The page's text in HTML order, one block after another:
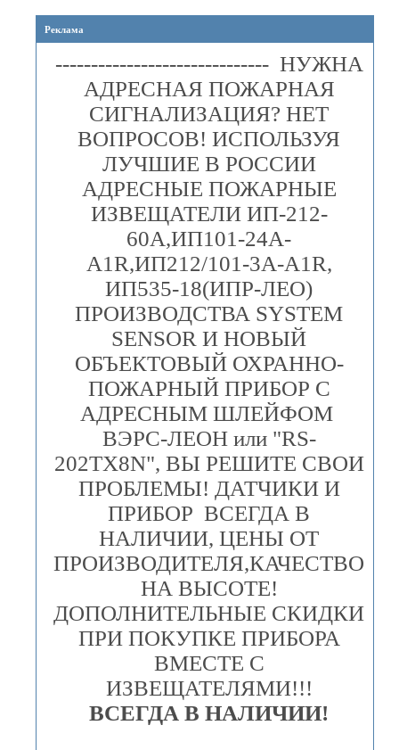
Реклама
------------------------------ НУЖНА
АДРЕСНАЯ ПОЖАРНАЯ
СИГНАЛИЗАЦИЯ? НЕТ
ВОПРОСОВ! ИСПОЛЬЗУЯ
ЛУЧШИЕ В РОССИИ
АДРЕСНЫЕ ПОЖАРНЫЕ
ИЗВЕЩАТЕЛИ ИП-212-
60А,ИП101-24А-
A1R,ИП212/101-3А-A1R,
ИП535-18(ИПР-ЛЕО)
ПРОИЗВОДСТВА SYSTEM
SENSOR И НОВЫЙ
ОБЪЕКТОВЫЙ ОХРАННО-
ПОЖАРНЫЙ ПРИБОР С
АДРЕСНЫМ ШЛЕЙФОМ
ВЭРС-ЛЕОН или "RS-
202TX8N", ВЫ РЕШИТЕ СВОИ
ПРОБЛЕМЫ! ДАТЧИКИ И
ПРИБОР ВСЕГДА В
НАЛИЧИИ, ЦЕНЫ ОТ
ПРОИЗВОДИТЕЛЯ,КАЧЕСТВО
НА ВЫСОТЕ!
ДОПОЛНИТЕЛЬНЫЕ СКИДКИ
ПРИ ПОКУПКЕ ПРИБОРА
ВМЕСТЕ С
ИЗВЕЩАТЕЛЯМИ!!!
ВСЕГДА В НАЛИЧИИ!